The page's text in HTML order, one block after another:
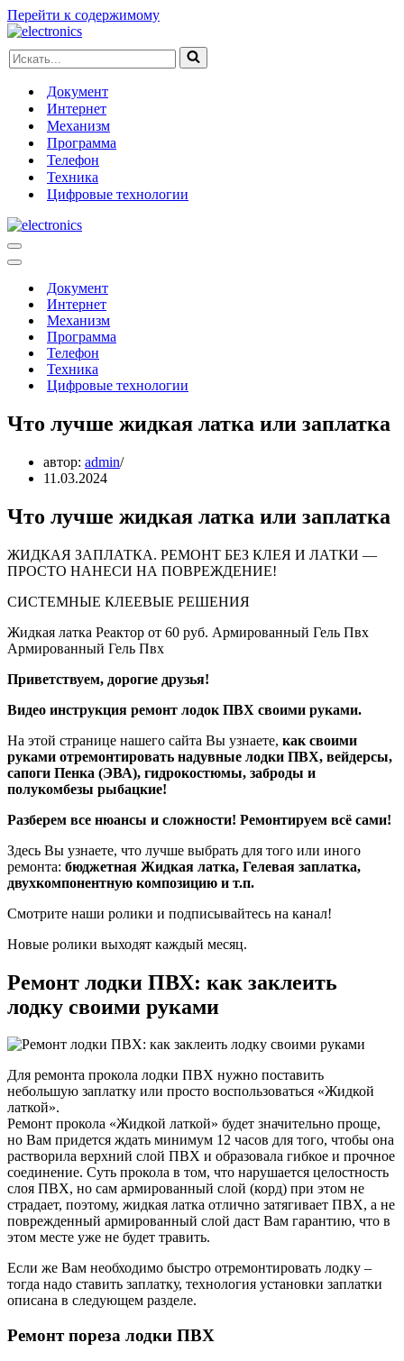
Перейти к содержимому
Искать...
Документ
Интернет
Механизм
Программа
Телефон
Техника
Цифровые технологии
Меню
навигации
Меню
навигацииДокумент
Интернет
Механизм
Программа
Телефон
Техника
Цифровые технологии
Что лучше жидкая латка или заплатка
автор: admin
11.03.2024
Что лучше жидкая латка или заплатка
ЖИДКАЯ ЗАПЛАТКА. РЕМОНТ БЕЗ КЛЕЯ И ЛАТКИ —
ПРОСТО НАНЕСИ НА ПОВРЕЖДЕНИЕ!
СИСТЕМНЫЕ КЛЕЕВЫЕ РЕШЕНИЯ
Жидкая латка Реактор от 60 руб. Армированный Гель Пвх
Армированный Гель Пвх
Приветствуем, дорогие друзья!
Видео инструкция ремонт лодок ПВХ своими руками.
На этой странице нашего сайта Вы узнаете, как своими
руками отремонтировать надувные лодки ПВХ, вейдерсы,
сапоги Пенка (ЭВА), гидрокостюмы, заброды и
полукомбезы рыбацкие!
Разберем все нюансы и сложности! Ремонтируем всё сами!
Здесь Вы узнаете, что лучше выбрать для того или иного
ремонта: бюджетная Жидкая латка, Гелевая заплатка,
двухкомпонентную композицию и т.п.
Смотрите наши ролики и подписывайтесь на канал!
Новые ролики выходят каждый месяц.
Ремонт лодки ПВХ: как заклеить
лодку своими руками
Для ремонта прокола лодки ПВХ нужно поставить
небольшую заплатку или просто воспользоваться «Жидкой
латкой».
Ремонт прокола «Жидкой латкой» будет значительно проще,
но Вам придется ждать минимум 12 часов для того, чтобы она
растворила верхний слой ПВХ и образовала гибкое и прочное
соединение. Суть прокола в том, что нарушается целостность
слоя ПВХ, но сам армированный слой (корд) при этом не
страдает, поэтому, жидкая латка отлично затягивает ПВХ, а не
поврежденный армированный слой даст Вам гарантию, что в
этом месте уже не будет травить.
Если же Вам необходимо быстро отремонтировать лодку –
тогда надо ставить заплатку, технология установки заплатки
описана в следующем разделе.
Ремонт пореза лодки ПВХ